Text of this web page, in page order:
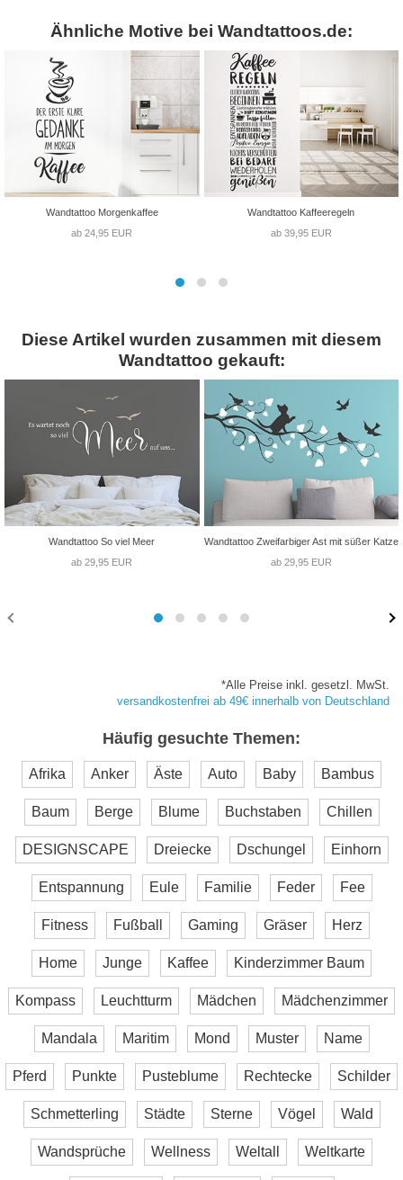
Ähnliche Motive bei Wandtattoos.de:
Wandtattoo Morgenkaffee
ab 24,95 EUR
Wandtattoo Kaffeeregeln
ab 39,95 EUR
Diese Artikel wurden zusammen mit diesem
Wandtattoo gekauft:
Wandtattoo So viel Meer
ab 29,95 EUR
Wandtattoo Zweifarbiger Ast mit süßer Katze
ab 29,95 EUR
*Alle Preise inkl. gesetzl. MwSt.
versandkostenfrei ab 49€ innerhalb von Deutschland
Häufig gesuchte Themen:
Afrika Anker Äste Auto Baby Bambus
Baum Berge Blume Buchstaben Chillen
DESIGNSCAPE Dreiecke Dschungel Einhorn
Entspannung Eule Familie Feder Fee
Fitness Fußball Gaming Gräser Herz
Home Junge Kaffee Kinderzimmer Baum
Kompass Leuchtturm Mädchen Mädchenzimmer
Mandala Maritim Mond Muster Name
Pferd Punkte Pusteblume Rechtecke Schilder
Schmetterling Städte Sterne Vögel Wald
Wandsprüche Wellness Weltall Weltkarte